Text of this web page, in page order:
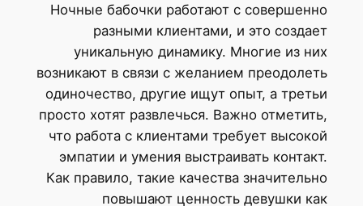
Ночные бабочки работают с
разными клиентами, и это
уникальную динамику. Многие из
возникают в связи с желанием
одиночество, другие ищут опыт, а
просто хотят развлечься. Важно
что работа с клиентами требует
эмпатии и умения выстраивать
Как правило, такие качества
повышают ценность девушки